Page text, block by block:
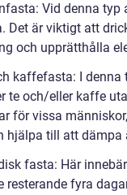
Vid denna typ
Det är viktigt att
och upprätthålla
kaffefasta: I
te och/eller kaffe
för vissa
hjälpa till att dämpa
fasta: Här
resterande fyra